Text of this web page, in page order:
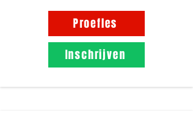
Proefles
Inschrijven